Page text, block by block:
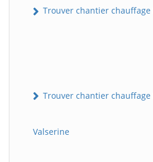
Trouver chantier chauffage
Trouver chantier
Valserine